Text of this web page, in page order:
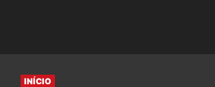
INÍCIO